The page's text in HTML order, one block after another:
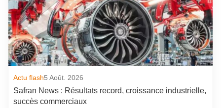
Actu flash5 Août. 2026
Safran News : Résultats record, croissance industrielle,
succès commerciaux